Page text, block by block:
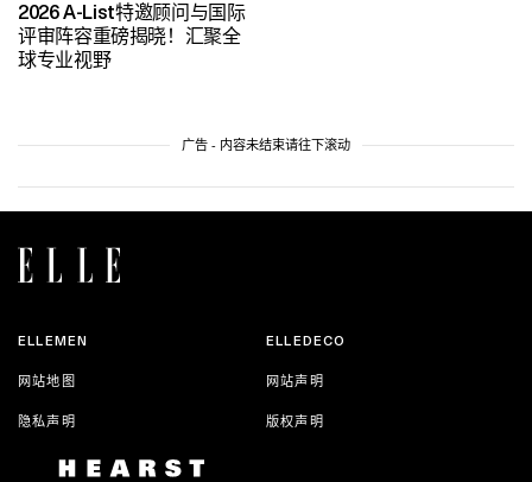
2026 A-List特邀顾问与国际
评审阵容重磅揭晓！汇聚全
球专业视野
广告 - 内容未结束请往下滚动
ELLEMEN ELLEDECO
网站地图 网站声明
隐私声明 版权声明